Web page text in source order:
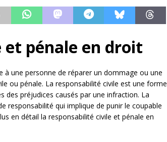
et pénale en droit
à une personne de réparer un dommage ou une
ou pénale. La responsabilité civile est une forme
des préjudices causés par une infraction. La
responsabilité qui implique de punir le coupable
en détail la responsabilité civile et pénale en